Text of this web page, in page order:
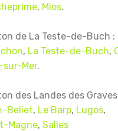
, Mios.
de La Teste-de-Buch :
, La Teste-de-Buch,
sur-Mer.
des Landes des Graves
Beliet, Le Barp, Lugos,
Magne, Salles